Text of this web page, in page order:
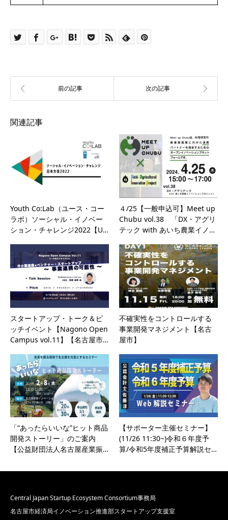
関連記事
Youth Co:Lab（ユース・コー
ラボ）ソーシャル・イノベー
ション・チャレンジ2022【U…
４/25【一般申込可】Meet up
Chubu vol.38 「DX・アグリ
テック with あいち農業イノ…
スタートアップ・トーク＆ピ
ッチイベント【Nagono Open
Campus vol.11】【名古屋市…
不確実性をコントロールする
事業開発マネジメント【名古
屋市】
「“あったらいいな”ヒット商品
開発ストーリー」のご案内
【公益財団法人名古屋産業振…
【サポーター主催セミナー】
(11/26 11:30~)令和６年度予
算/令和5年度補正予算解説セ…
Central Japan Startup Ecosystem Consortium事務局
名古屋市経済局イノベーション推進部スタートアップ支援室